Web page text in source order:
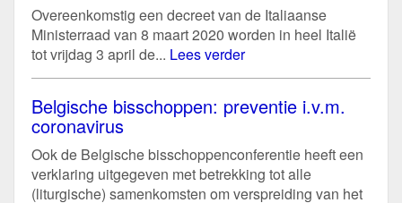
Overeenkomstig een decreet van de Italiaanse
Ministerraad van 8 maart 2020 worden in heel Italië
tot vrijdag 3 april de... Lees verder
Belgische bisschoppen: preventie i.v.m.
coronavirus
Ook de Belgische bisschoppenconferentie heeft een
verklaring uitgegeven met betrekking tot alle
(liturgische) samenkomsten om verspreiding van het